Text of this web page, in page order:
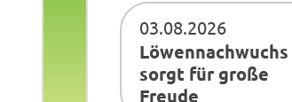
03.08.2026
Löwennachwuchs
sorgt für große
Freude